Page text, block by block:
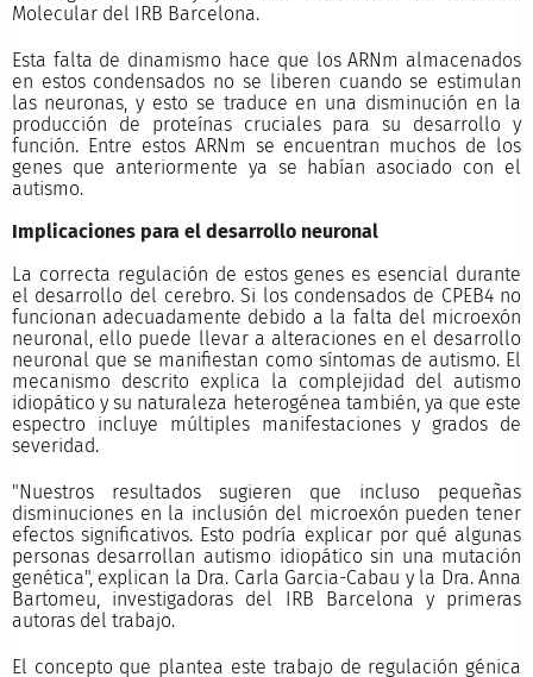
Molecular del IRB Barcelona.
Esta falta de dinamismo hace que los ARNm almacenados
en estos condensados no se liberen cuando se estimulan
las neuronas, y esto se traduce en una disminución en la
producción de proteínas cruciales para su desarrollo y
función. Entre estos ARNm se encuentran muchos de los
genes que anteriormente ya se habían asociado con el
autismo.
Implicaciones para el desarrollo neuronal
La correcta regulación de estos genes es esencial durante
el desarrollo del cerebro. Si los condensados de CPEB4 no
funcionan adecuadamente debido a la falta del microexón
neuronal, ello puede llevar a alteraciones en el desarrollo
neuronal que se manifiestan como síntomas de autismo. El
mecanismo descrito explica la complejidad del autismo
idiopático y su naturaleza heterogénea también, ya que este
espectro incluye múltiples manifestaciones y grados de
severidad.
"Nuestros resultados sugieren que incluso pequeñas
disminuciones en la inclusión del microexón pueden tener
efectos significativos. Esto podría explicar por qué algunas
personas desarrollan autismo idiopático sin una mutación
genética", explican la Dra. Carla Garcia-Cabau y la Dra. Anna
Bartomeu, investigadoras del IRB Barcelona y primeras
autoras del trabajo.
El concepto que plantea este trabajo de regulación génica